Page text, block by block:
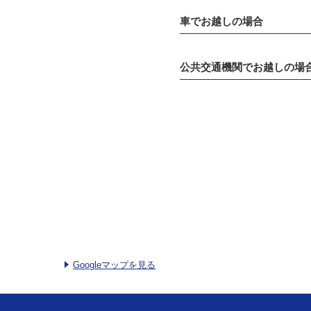
Googleマップを見る
車でお越しの場合
公共交通機関でお越しの場